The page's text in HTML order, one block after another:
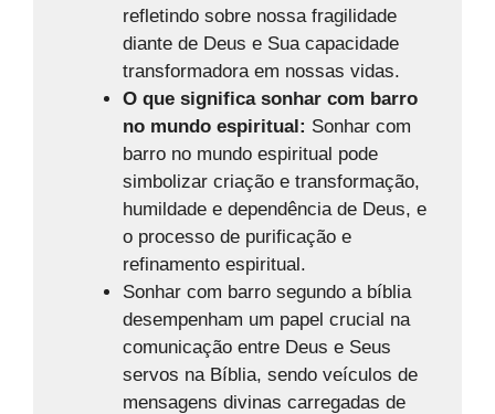
refletindo sobre nossa fragilidade
diante de Deus e Sua capacidade
transformadora em nossas vidas.
O que significa sonhar com barro
no mundo espiritual: Sonhar com
barro no mundo espiritual pode
simbolizar criação e transformação,
humildade e dependência de Deus, e
o processo de purificação e
refinamento espiritual.
Sonhar com barro segundo a bíblia
desempenham um papel crucial na
comunicação entre Deus e Seus
servos na Bíblia, sendo veículos de
mensagens divinas carregadas de